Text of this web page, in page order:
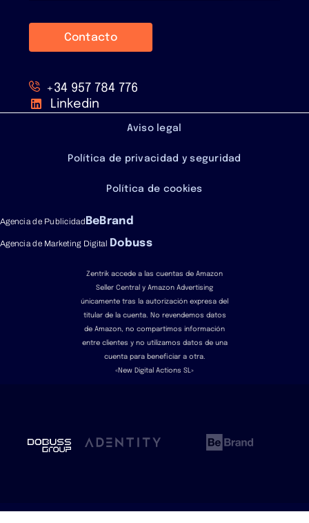
Contacto
+34 957 784 776
Linkedin
Aviso legal
Política de privacidad y seguridad
Política de cookies
Agencia de Publicidad BeBrand
Agencia de Marketing Digital Dobuss
Zentrik accede a las cuentas de Amazon
Seller Central y Amazon Advertising
únicamente tras la autorización expresa del
titular de la cuenta. No revendemos datos
de Amazon, no compartimos información
entre clientes y no utilizamos datos de una
cuenta para beneficiar a otra.
«New Digital Actions SL»